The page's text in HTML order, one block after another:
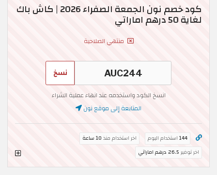
كود خصم نون الجمعة الصفراء 2026 | كاش باك
لغاية 50 درهم اماراتي
منتهي الصلاحية
نسخ
انسخ الكود واستخدمه عند انهاء عملية الشراء
المتابعة إلى موقع نون
144 استخدام اليوم اخر استخدام منذ 10 ساعة
اخر توفير 26.5 درهم اماراتي